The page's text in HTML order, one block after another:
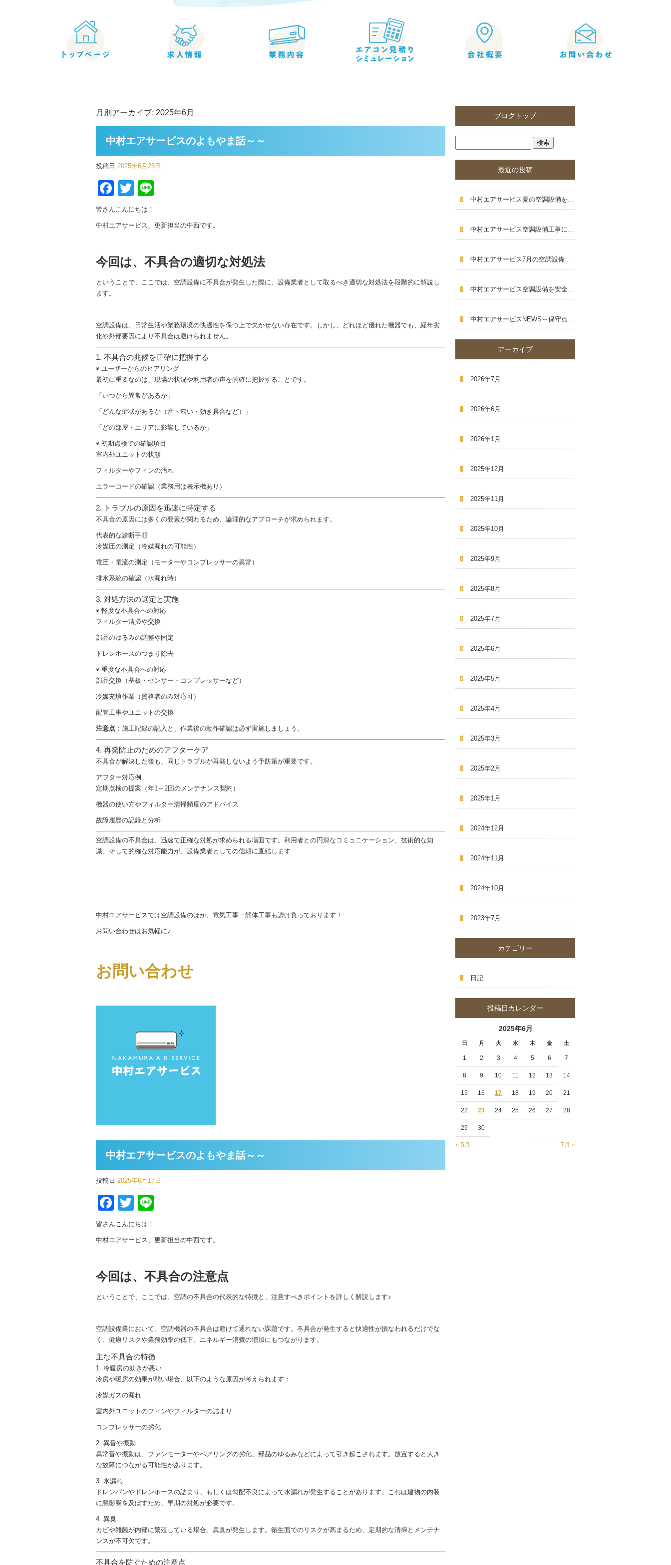
月別アーカイブ: 2025年6月
中村エアサービスのよもやま話～～
投稿日 2025年6月23日
Facebook
Twitter
皆さんこんにちは！
中村エアサービス、更新担当の中西です。
今回は、不具合の適切な対処法
ということで、ここでは、空調設備に不具合が発生した際に、設備業者として取るべき適切な対処法を段階的に解説し
ます。
空調設備は、日常生活や業務環境の快適性を保つ上で欠かせない存在です。しかし、どれほど優れた機器でも、経年劣
化や外部要因により不具合は避けられません。
1. 不具合の兆候を正確に把握する
◉ ユーザーからのヒアリング
最初に重要なのは、現場の状況や利用者の声を的確に把握することです。
「いつから異常があるか」
「どんな症状があるか（音・匂い・効き具合など）」
「どの部屋・エリアに影響しているか」
◉ 初期点検での確認項目
室内外ユニットの状態
フィルターやフィンの汚れ
エラーコードの確認（業務用は表示機あり）
2. トラブルの原因を迅速に特定する
不具合の原因には多くの要素が関わるため、論理的なアプローチが求められます。
代表的な診断手順
冷媒圧の測定（冷媒漏れの可能性）
電圧・電流の測定（モーターやコンプレッサーの異常）
排水系統の確認（水漏れ時）
3. 対処方法の選定と実施
◉ 軽度な不具合への対応
フィルター清掃や交換
部品のゆるみの調整や固定
ドレンホースのつまり除去
◉ 重度な不具合への対応
部品交換（基板・センサー・コンプレッサーなど）
冷媒充填作業（資格者のみ対応可）
配管工事やユニットの交換
注意点 ：施工記録の記入と、作業後の動作確認は必ず実施しましょう。
4. 再発防止のためのアフターケア
不具合が解決した後も、同じトラブルが再発しないよう予防策が重要です。
アフター対応例
定期点検の提案（年1～2回のメンテナンス契約）
機器の使い方やフィルター清掃頻度のアドバイス
故障履歴の記録と分析
空調設備の不具合は、迅速で正確な対処が求められる場面です。利用者との円滑なコミュニケーション、技術的な知
識、そして的確な対応能力が、設備業者としての信頼に直結します
中村エアサービスでは空調設備のほか、電気工事・解体工事も請け負っております！
お問い合わせはお気軽に♪
お問い合わせ
中村エアサービスのよもやま話～～
投稿日 2025年6月17日
Facebook
Twitter
皆さんこんにちは！
中村エアサービス、更新担当の中西です。
今回は、不具合の注意点
ということで、ここでは、空調の不具合の代表的な特徴と、注意すべきポイントを詳しく解説します♪
空調設備業において、空調機器の不具合は避けて通れない課題です。不具合が発生すると快適性が損なわれるだけでな
く、健康リスクや業務効率の低下、エネルギー消費の増加にもつながります。
主な不具合の特徴
1. 冷暖房の効きが悪い
冷房や暖房の効果が弱い場合、以下のような原因が考えられます：
冷媒ガスの漏れ
室内外ユニットのフィンやフィルターの詰まり
コンプレッサーの劣化
2. 異音や振動
異常音や振動は、ファンモーターやベアリングの劣化、部品のゆるみなどによって引き起こされます。放置すると大き
な故障につながる可能性があります。
3. 水漏れ
ドレンパンやドレンホースの詰まり、もしくは勾配不良によって水漏れが発生することがあります。これは建物の内装
に悪影響を及ぼすため、早期の対処が必要です。
4. 異臭
カビや雑菌が内部に繁殖している場合、異臭が発生します。衛生面でのリスクが高まるため、定期的な清掃とメンテナ
ンスが不可欠です。
不具合を防ぐための注意点
ブログトップ
最近の投稿
中村エアサービス夏の空調設備を快適に使うための点検とメンテナンス
中村エアサービス空調設備工事に求められる専門性とは
中村エアサービス7月の空調設備は早めの点検がおすすめです
中村エアサービス空調設備を安全に使うために大切なポイント
中村エアサービスNEWS～保守点検・設備更新・猛暑対策～
アーカイブ
2026年7月
2026年6月
2026年1月
2025年12月
2025年11月
2025年10月
2025年9月
2025年8月
2025年7月
2025年6月
2025年5月
2025年4月
2025年3月
2025年2月
2025年1月
2024年12月
2024年11月
2024年10月
2023年7月
カテゴリー
日記
投稿日カレンダー
2025年6月
日 月 火 水 木 金 土
« 5月 7月 »
1 2 3 4 5 6 7
8 9 10 11 12 13 14
15 16 17 18 19 20 21
22 23 24 25 26 27 28
29 30